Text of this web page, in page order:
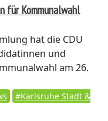
für Kommunalwahl
hat die CDU
und
am 26.
#Karlsruhe Stadt &